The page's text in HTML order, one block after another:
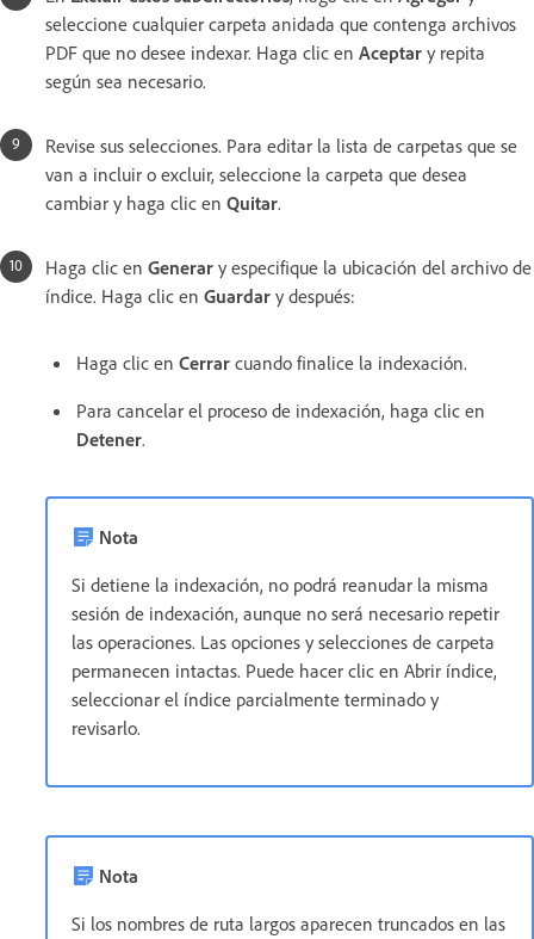
seleccione cualquier carpeta anidada que contenga archivos
PDF que no desee indexar. Haga clic en Aceptar y repita
según sea necesario.
Revise sus selecciones. Para editar la lista de carpetas que se
van a incluir o excluir, seleccione la carpeta que desea
cambiar y haga clic en Quitar.
Haga clic en Generar y especifique la ubicación del archivo de
índice. Haga clic en Guardar y después:
Haga clic en Cerrar cuando finalice la indexación.
Para cancelar el proceso de indexación, haga clic en
Detener.
Nota
Si detiene la indexación, no podrá reanudar la misma
sesión de indexación, aunque no será necesario repetir
las operaciones. Las opciones y selecciones de carpeta
permanecen intactas. Puede hacer clic en Abrir índice,
seleccionar el índice parcialmente terminado y
revisarlo.
Nota
Si los nombres de ruta largos aparecen truncados en las